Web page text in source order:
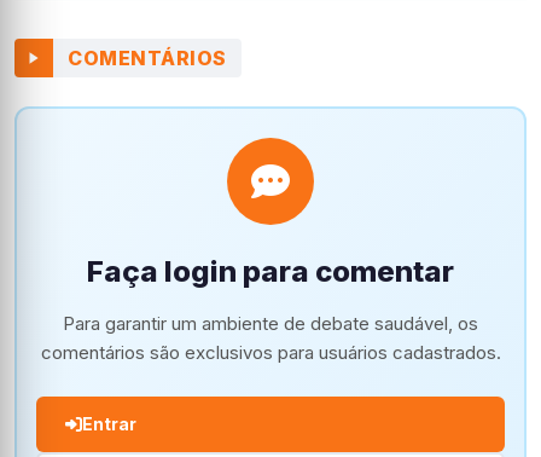
COMENTÁRIOS
Faça login para comentar
Para garantir um ambiente de debate saudável, os
comentários são exclusivos para usuários cadastrados.
Entrar